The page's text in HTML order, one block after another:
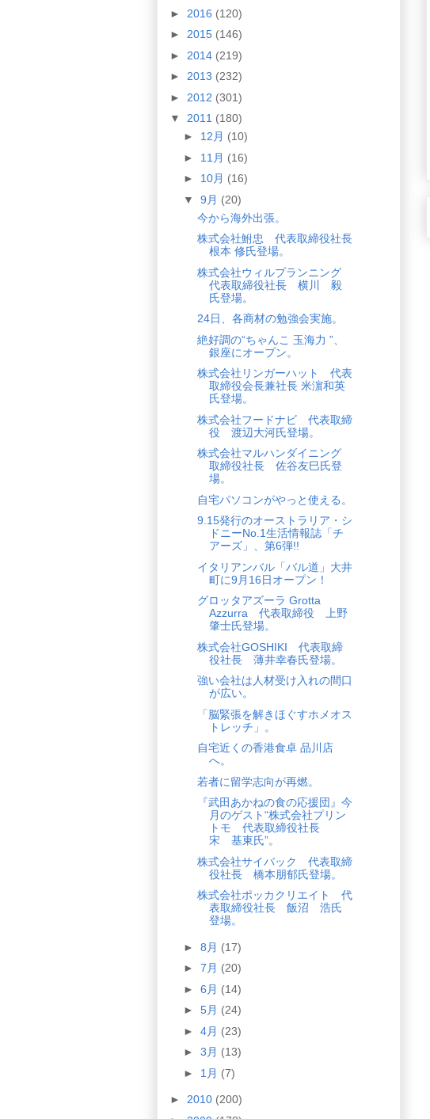
► 2016 (120)
► 2015 (146)
► 2014 (219)
► 2013 (232)
► 2012 (301)
▼ 2011 (180)
► 12月 (10)
► 11月 (16)
► 10月 (16)
▼ 9月 (20)
今から海外出張。
株式会社鮒忠 代表取締役社長
根本 修氏登場。
株式会社ウィルプランニング
代表取締役社長 横川 毅
氏登場。
24日、各商材の勉強会実施。
絶好調の“ちゃんこ 玉海力 ”、
銀座にオープン。
株式会社リンガーハット 代表
取締役会長兼社長 米濵和英
氏登場。
株式会社フードナビ 代表取締
役 渡辺大河氏登場。
株式会社マルハンダイニング
取締役社長 佐谷友巳氏登
場。
自宅パソコンがやっと使える。
9.15発行のオーストラリア・シ
ドニーNo.1生活情報誌「チ
アーズ」、第6弾!!
イタリアンバル「バル道」大井
町に9月16日オープン！
グロッタアズーラ Grotta
Azzurra 代表取締役 上野
肇士氏登場。
株式会社GOSHIKI 代表取締
役社長 薄井幸春氏登場。
強い会社は人材受け入れの間口
が広い。
「脳緊張を解きほぐすホメオス
トレッチ」。
自宅近くの香港食卓 品川店
へ。
若者に留学志向が再燃。
『武田あかねの食の応援団』今
月のゲスト“株式会社プリン
トモ 代表取締役社長
宋 基東氏”。
株式会社サイバック 代表取締
役社長 橋本朋郁氏登場。
株式会社ポッカクリエイト 代
表取締役社長 飯沼 浩氏
登場。
► 8月 (17)
► 7月 (20)
► 6月 (14)
► 5月 (24)
► 4月 (23)
► 3月 (13)
► 1月 (7)
► 2010 (200)